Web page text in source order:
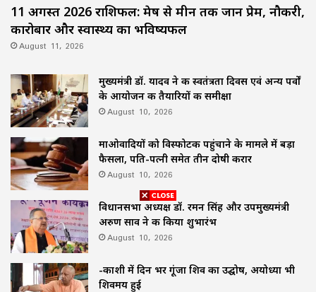
11 अगस्त 2026 राशिफल: मेष से मीन तक जानें प्रेम, नौकरी,
कारोबार और स्वास्थ्य का भविष्यफल
August 11, 2026
मुख्यमंत्री डॉ. यादव ने की स्वतंत्रता दिवस एवं अन्य पर्वों
के आयोजन की तैयारियों की समीक्षा
August 10, 2026
माओवादियों को विस्फोटक पहुंचाने के मामले में बड़ा
फैसला, पति-पत्नी समेत तीन दोषी करार
August 10, 2026
विधानसभा अध्यक्ष डॉ. रमन सिंह और उपमुख्यमंत्री
अरुण साव ने की किया शुभारंभ
August 10, 2026
-काशी में दिन भर गूंजा शिव का उद्घोष, अयोध्या भी
शिवमय हुई